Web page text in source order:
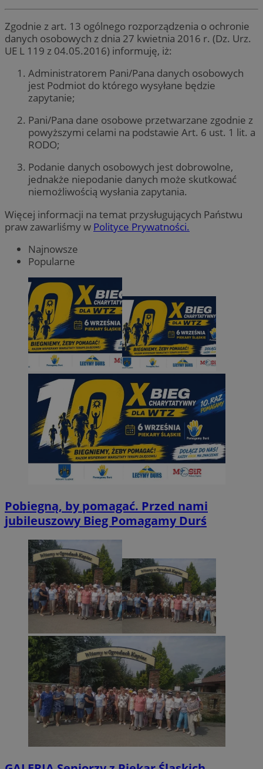
Zgodnie z art. 13 ogólnego rozporządzenia o ochronie
danych osobowych z dnia 27 kwietnia 2016 r. (Dz. Urz.
UE L 119 z 04.05.2016) informuję, iż:
Administratorem Pani/Pana danych osobowych
jest Podmiot do którego wysyłane będzie
zapytanie;
Pani/Pana dane osobowe przetwarzane zgodnie z
powyższymi celami na podstawie Art. 6 ust. 1 lit. a
RODO;
Podanie danych osobowych jest dobrowolne,
jednakże niepodanie danych może skutkować
niemożliwością wysłania zapytania.
Więcej informacji na temat przysługujących Państwu
praw zawarliśmy w Polityce Prywatności.
Najnowsze
Popularne
Pobiegną, by pomagać. Przed nami
jubileuszowy Bieg Pomagamy Durś